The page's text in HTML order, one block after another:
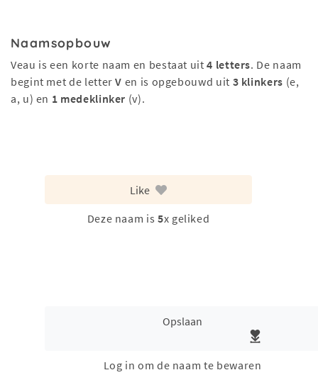
Naamsopbouw
Veau is een korte naam en bestaat uit4 letters. De naam
begint met de letterV en is opgebouwd uit 3 klinkers (e,
a, u) en 1 medeklinker (v).
Like
Deze naam is 5x geliked
Opslaan
Log in om de naam te bewaren